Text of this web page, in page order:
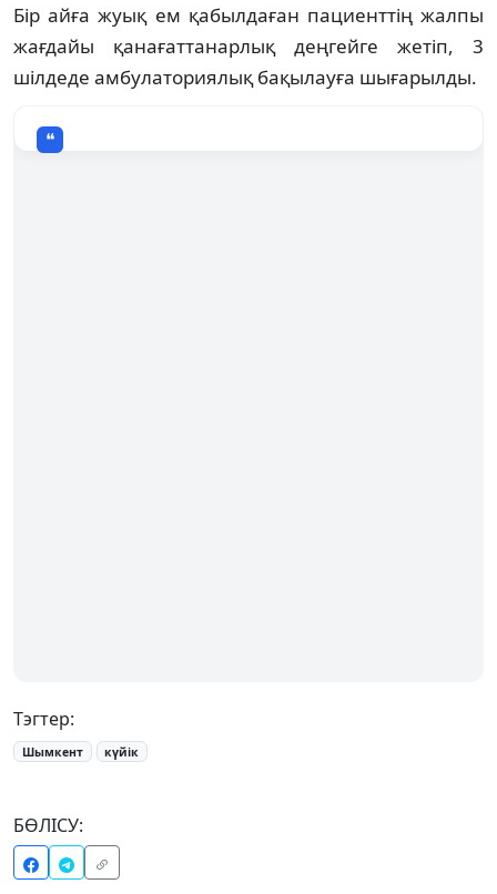
Бір айға жуық ем қабылдаған пациенттің жалпы
жағдайы қанағаттанарлық деңгейге жетіп, 3
шілдеде амбулаториялық бақылауға шығарылды.
Тэгтер:
Шымкент күйік
БӨЛІСУ: